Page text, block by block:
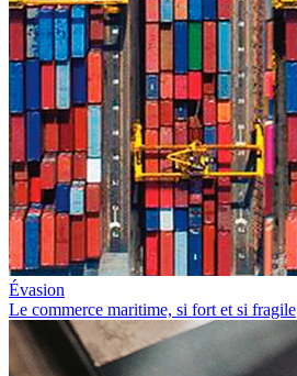
Évasion
Le commerce maritime, si fort et si fragile